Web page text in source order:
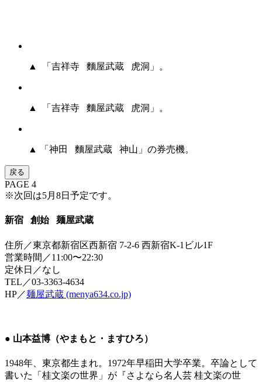
▲ 「吉祥寺 麵屋武蔵 虎洞」。
▲ 「吉祥寺 麵屋武蔵 虎洞」。
▲ 「神田 麵屋武蔵 神山」の券売機。
戻る
PAGE 4
※次回は5月8日予定です。
新宿 創始 麺屋武蔵
住所／東京都新宿区西新宿 7-2-6 西新宿K-1ビル1F
営業時間／11:00〜22:30
定休日／なし
TEL／03-3363-4634
HP／麺屋武蔵 (menya634.co.jp)
● 山本益博（やまもと・ますひろ）
1948年、東京都生まれ。1972年早稲田大学卒業。卒論として
書いた「桂文楽の世界」が『さよなら名人芸 桂文楽の世